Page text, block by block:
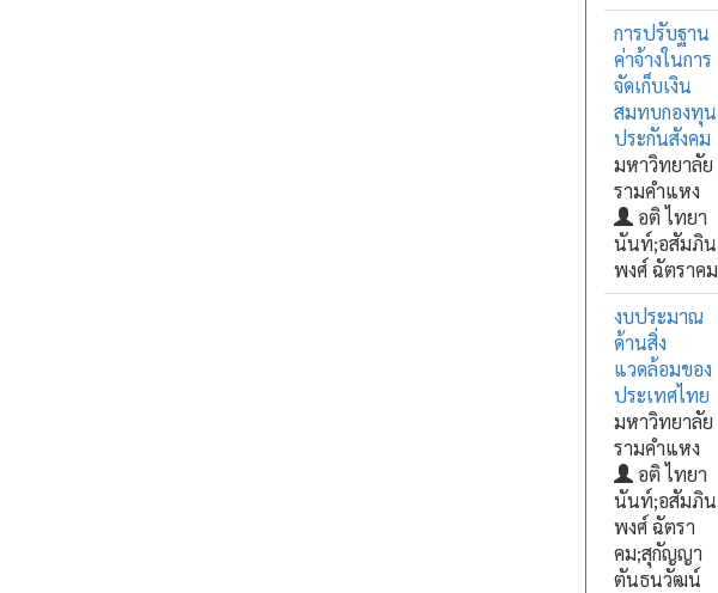
การปรับฐาน
ค่าจ้างในการ
จัดเก็บเงิน
สมทบกองทุน
ประกันสังคม
มหาวิทยาลัย
รามคำแหง
อติ ไทยา
นันท์;อสัมภิน
พงศ์ ฉัตราคม
งบประมาณ
ด้านสิ่ง
แวดล้อมของ
ประเทศไทย
มหาวิทยาลัย
รามคำแหง
อติ ไทยา
นันท์;อสัมภิน
พงศ์ ฉัตรา
คม;สุกัญญา
ตันธนวัฒน์